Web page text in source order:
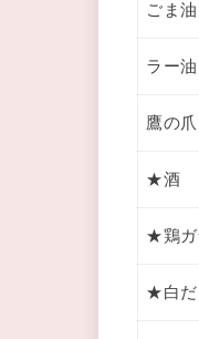
ごま油
ラー油
鷹の爪
★酒
★鶏ガ
★白だ